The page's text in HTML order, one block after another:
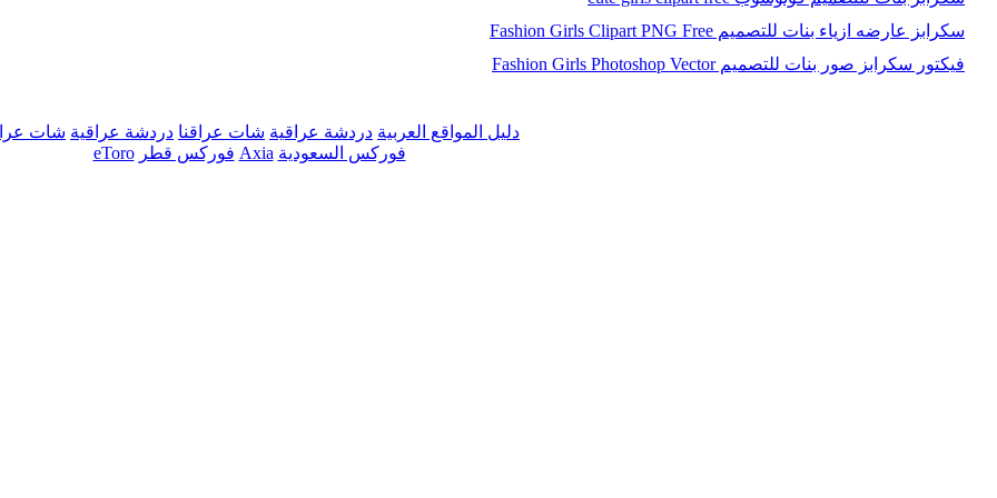
سكرابز عارضه ازياء بنات للتصميم Fashion Girls Clipart PNG Free
فيكتور سكرابز صور بنات للتصميم Fashion Girls Photoshop Vector
دليل المواقع العربية دردشة عراقية شات عراقنا دردشة عراقية شات
فوركس السعودية Axia فوركس قطر eToro